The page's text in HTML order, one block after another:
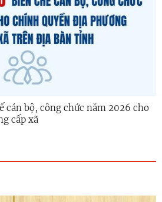
cán bộ, công chức năm 2026 cho
cấp xã